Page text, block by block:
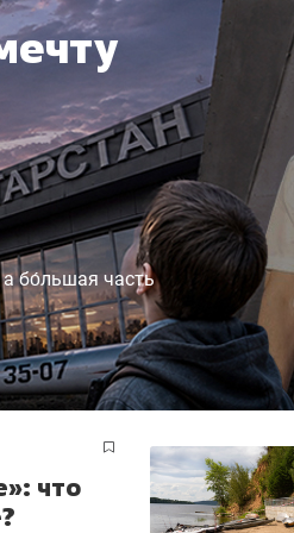
Василь Мазитов
МАРТ
зная местных
бизнес может
минимум
бизнесу выйти на зарубежные
почему надо знать аксакалов и
интересен Оман?
бо́льшая часть
что